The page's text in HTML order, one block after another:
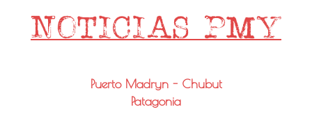
Puerto Madryn - Chubut
Patagonia